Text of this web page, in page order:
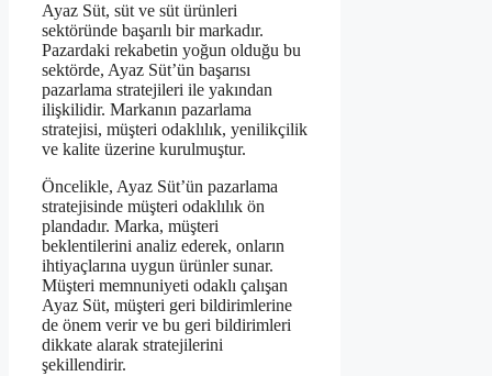
Ayaz Süt, süt ve süt ürünleri
sektöründe başarılı bir markadır.
Pazardaki rekabetin yoğun olduğu bu
sektörde, Ayaz Süt’ün başarısı
pazarlama stratejileri ile yakından
ilişkilidir. Markanın pazarlama
stratejisi, müşteri odaklılık, yenilikçilik
ve kalite üzerine kurulmuştur.
Öncelikle, Ayaz Süt’ün pazarlama
stratejisinde müşteri odaklılık ön
plandadır. Marka, müşteri
beklentilerini analiz ederek, onların
ihtiyaçlarına uygun ürünler sunar.
Müşteri memnuniyeti odaklı çalışan
Ayaz Süt, müşteri geri bildirimlerine
de önem verir ve bu geri bildirimleri
dikkate alarak stratejilerini
şekillendirir.